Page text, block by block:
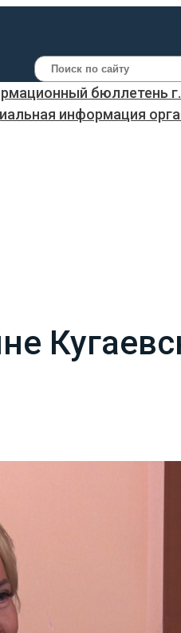
Поиск
бюллетень
информация